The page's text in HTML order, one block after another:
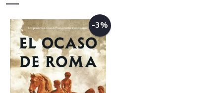
-3%